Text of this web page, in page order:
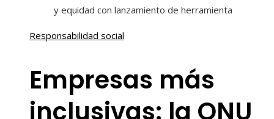
y equidad con lanzamiento de herramienta
Responsabilidad social
Empresas más
inclusivas: la ONU